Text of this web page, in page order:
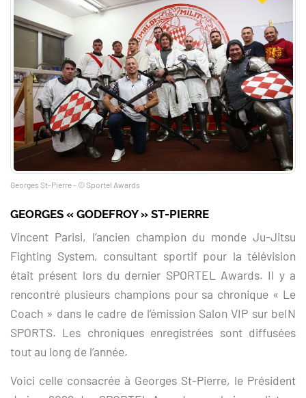
Georges St-Pierre - © Sportel Awards
GEORGES « GODEFROY » ST-PIERRE
Vincent Parisi, l’ancien champion du monde Ju-Jitsu
Fighting System, consultant sportif pour la télévision
était présent lors du dernier SPORTEL Awards. Il y a
rencontré plusieurs champions pour sa chronique « Le
Coach » dans le cadre de l’émission Salon VIP sur beIN
SPORTS. Les chroniques enregistrées sont diffusées
tout au long de l’année.
Voici celle consacrée à Georges St-Pierre, le Président